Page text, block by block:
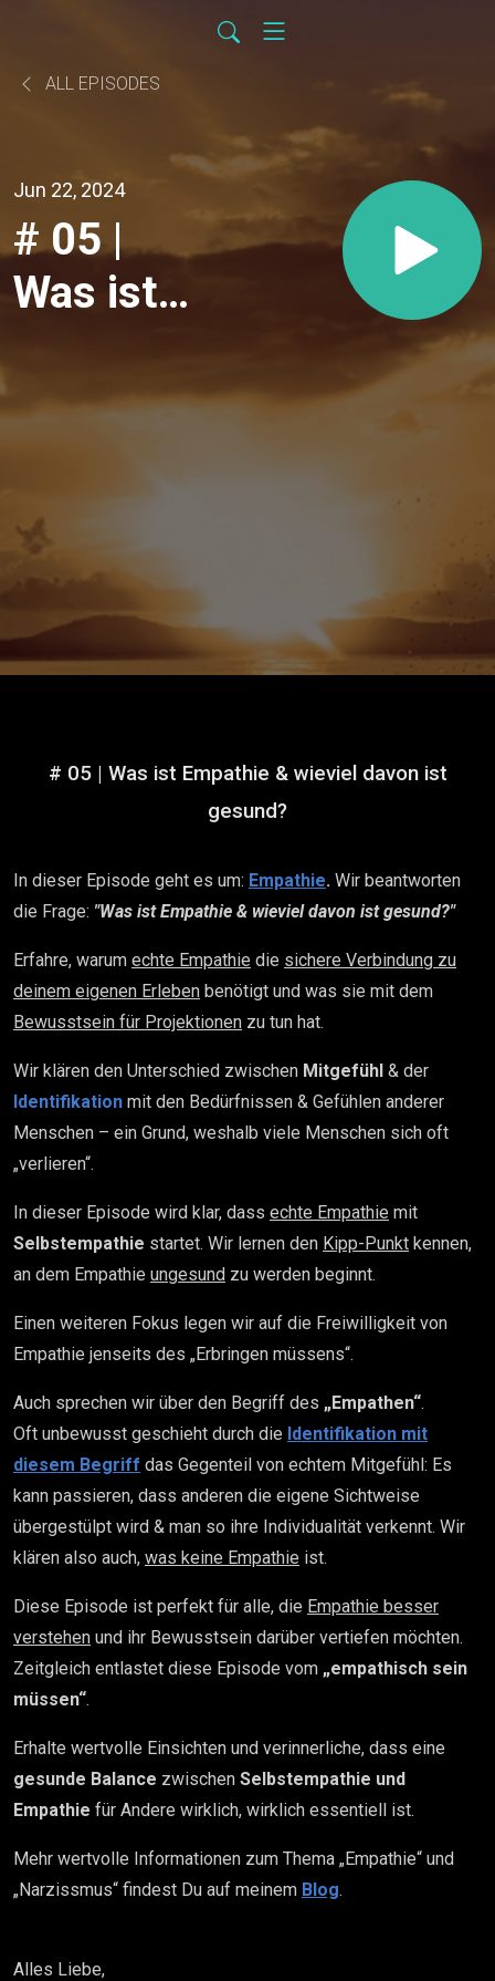
ALL EPISODES
Jun 22, 2024
# 05 |
Was ist
& wieviel
gesund?
# 05 | Was ist Empathie & wieviel davon ist
gesund?
In dieser Episode geht es um: Empathie. Wir beantworten
die Frage: "Was ist Empathie & wieviel davon ist gesund?"
Erfahre, warum echte Empathie die sichere Verbindung zu
deinem eigenen Erleben benötigt und was sie mit dem
Bewusstsein für Projektionen zu tun hat.
Wir klären den Unterschied zwischen Mitgefühl & der
Identifikation mit den Bedürfnissen & Gefühlen anderer
Menschen – ein Grund, weshalb viele Menschen sich oft
„verlieren“.
In dieser Episode wird klar, dass echte Empathie mit
Selbstempathie startet. Wir lernen den Kipp-Punkt kennen,
an dem Empathie ungesund zu werden beginnt.
Einen weiteren Fokus legen wir auf die Freiwilligkeit von
Empathie jenseits des „Erbringen müssens“.
Auch sprechen wir über den Begriff des „Empathen“.
Oft unbewusst geschieht durch die Identifikation mit
diesem Begriff das Gegenteil von echtem Mitgefühl: Es
kann passieren, dass anderen die eigene Sichtweise
übergestülpt wird & man so ihre Individualität verkennt. Wir
klären also auch, was keine Empathie ist.
Diese Episode ist perfekt für alle, die Empathie besser
verstehen und ihr Bewusstsein darüber vertiefen möchten.
Zeitgleich entlastet diese Episode vom „empathisch sein
müssen“.
Erhalte wertvolle Einsichten und verinnerliche, dass eine
gesunde Balance zwischen Selbstempathie und
Empathie für Andere wirklich, wirklich essentiell ist.
Mehr wertvolle Informationen zum Thema „Empathie“ und
„Narzissmus“ findest Du auf meinem Blog.
Alles Liebe,